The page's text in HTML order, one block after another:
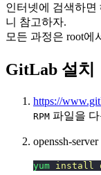
인터넷에 검색하면
니 참고하자.
모든 과정은 root에
GitLab 설치
https://
RPM 파일을
openssh-server
yum install